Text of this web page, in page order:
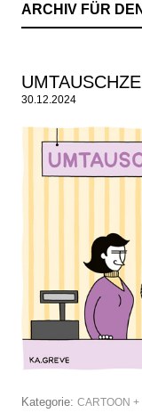
ARCHIV FÜR
30.12.2024
Kategorie: CARTOON +